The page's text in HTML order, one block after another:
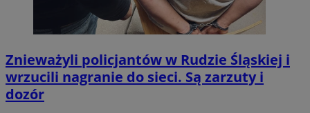
Znieważyli policjantów w Rudzie Śląskiej i
wrzucili nagranie do sieci. Są zarzuty i
dozór